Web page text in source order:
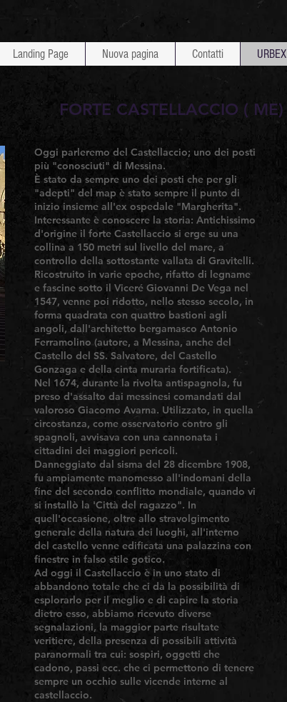
Landing Page Nuova pagina Contatti URBEX
FORTE CASTELLACCIO ( ME)
Oggi parleremo del Castellaccio; uno dei posti
più "conosciuti" di Messina.
È stato da sempre uno dei posti che per gli
"adepti" del map è stato sempre il punto di
inizio insieme all'ex ospedale "Margherita".
Interessante è conoscere la storia: Antichissimo
d'origine il forte Castellaccio si erge su una
collina a 150 metri sul livello del mare, a
controllo della sottostante vallata di Gravitelli.
Ricostruito in varie epoche, rifatto di legname
e fascine sotto il Viceré Giovanni De Vega nel
1547, venne poi ridotto, nello stesso secolo, in
forma quadrata con quattro bastioni agli
angoli, dall'architetto bergamasco Antonio
Ferramolino (autore, a Messina, anche del
Castello del SS. Salvatore, del Castello
Gonzaga e della cinta muraria fortificata).
Nel 1674, durante la rivolta antispagnola, fu
preso d'assalto dai messinesi comandati dal
valoroso Giacomo Avarna. Utilizzato, in quella
circostanza, come osservatorio contro gli
spagnoli, avvisava con una cannonata i
cittadini dei maggiori pericoli.
Danneggiato dal sisma del 28 dicembre 1908,
fu ampiamente manomesso all'indomani della
fine del secondo conflitto mondiale, quando vi
si installò la 'Città del ragazzo". In
quell'occasione, oltre allo stravolgimento
generale della natura dei luoghi, all'interno
del castello venne edificata una palazzina con
finestre in falso stile gotico.
Ad oggi il Castellaccio è in uno stato di
abbandono totale che ci da la possibilità di
esplorarlo per il meglio e di capire la storia
dietro esso, abbiamo ricevuto diverse
segnalazioni, la maggior parte risultate
veritiere, della presenza di possibili attività
paranormali tra cui: sospiri, oggetti che
cadono, passi ecc. che ci permettono di tenere
sempre un occhio sulle vicende interne al
castellaccio.